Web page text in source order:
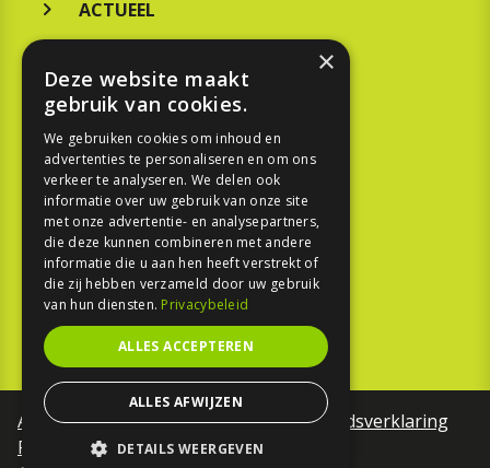
ACTUEEL
KOOPGIDS
TESTEN
SPORT
REPORTAGE
TOUREN
NIEUWSBRIEF
Algemene voorwaardenToegankelijkheidsverklaring
Privacy Policy
×
Deze website maakt
gebruik van cookies.
We gebruiken cookies om inhoud en
advertenties te personaliseren en om ons
verkeer te analyseren. We delen ook
informatie over uw gebruik van onze site
met onze advertentie- en analysepartners,
die deze kunnen combineren met andere
informatie die u aan hen heeft verstrekt of
die zij hebben verzameld door uw gebruik
van hun diensten. Privacybeleid
ALLES ACCEPTEREN
ALLES AFWIJZEN
DETAILS WEERGEVEN